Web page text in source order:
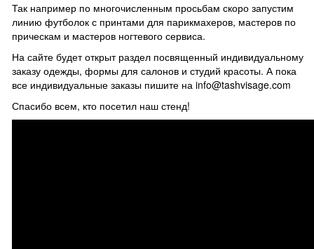
Так например по многочисленным просьбам скоро запустим
линию футболок с принтами для парикмахеров, мастеров по
прическам и мастеров ногтевого сервиса.
На сайте будет открыт раздел посвященный индивидуальному
заказу одежды, формы для салонов и студий красоты. А пока
все индивидуальные заказы пишите на info@tashvisage.com
Спасибо всем, кто посетил наш стенд!